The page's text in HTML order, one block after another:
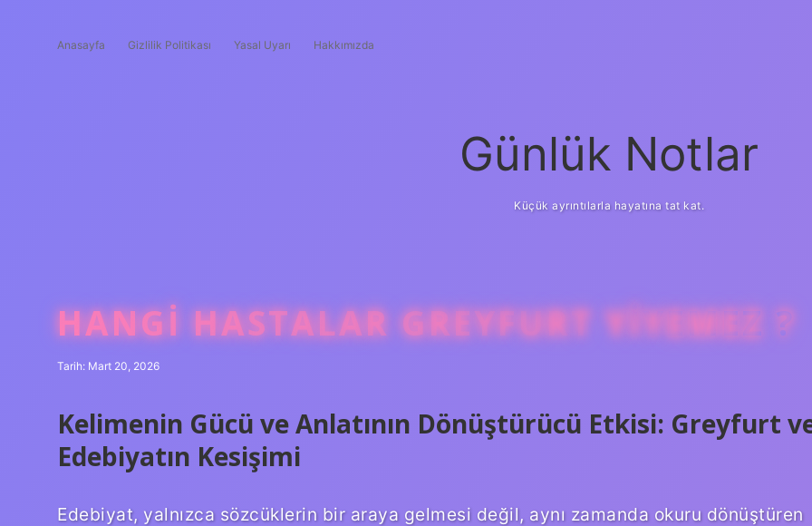
Anasayfa Gizlilik Politikası Yasal Uyarı Hakkımızda
Günlük Notlar
Küçük ayrıntılarla hayatına tat kat.
HANGI HASTALAR GREYFURT YIYEMEZ ?
Tarih: Mart 20, 2026
Kelimenin Gücü ve Anlatının Dönüştürücü Etkisi: Greyfurt
Edebiyatın Kesişimi
Edebiyat, yalnızca sözcüklerin bir araya gelmesi değil, aynı zamanda okuru dönüştüren